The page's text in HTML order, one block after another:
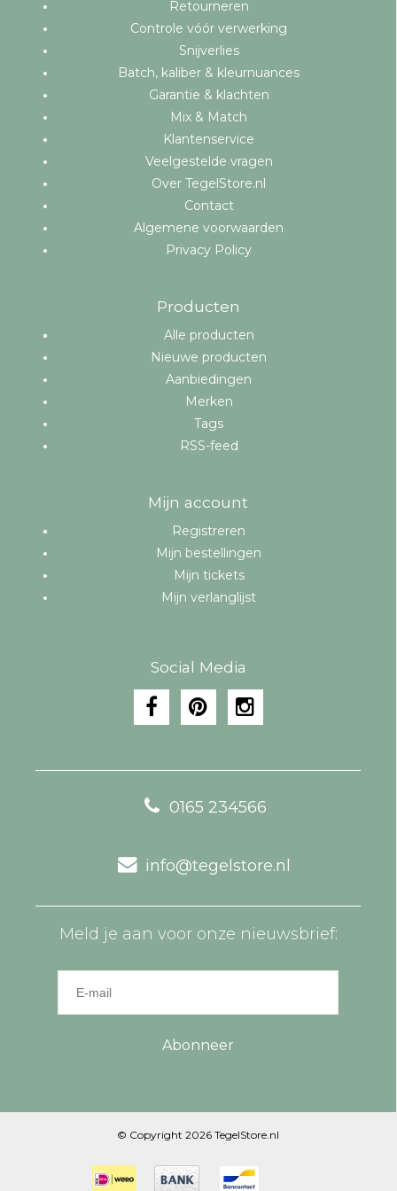
Retourneren
Controle vóór verwerking
Snijverlies
Batch, kaliber & kleurnuances
Garantie & klachten
Mix & Match
Klantenservice
Veelgestelde vragen
Over TegelStore.nl
Contact
Algemene voorwaarden
Privacy Policy
Producten
Alle producten
Nieuwe producten
Aanbiedingen
Merken
Tags
RSS-feed
Mijn account
Registreren
Mijn bestellingen
Mijn tickets
Mijn verlanglijst
Social Media
0165 234566
info@tegelstore.nl
Meld je aan voor onze nieuwsbrief:
Abonneer
© Copyright 2026 TegelStore.nl